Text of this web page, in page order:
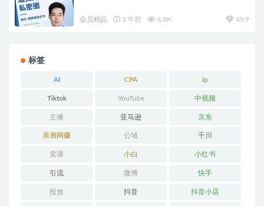
会员精品 3 年前 6.8K 49.9
标签
AI CPA ip
Tiktok YouTube 中视频
主播 亚马逊 京东
亲测网赚 公域 千川
卖课 小白 小红书
引流 微博 快手
投放 抖音 抖音小店